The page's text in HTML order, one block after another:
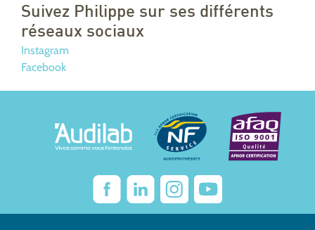
Suivez Philippe sur ses différents
réseaux sociaux
Instagram
Facebook